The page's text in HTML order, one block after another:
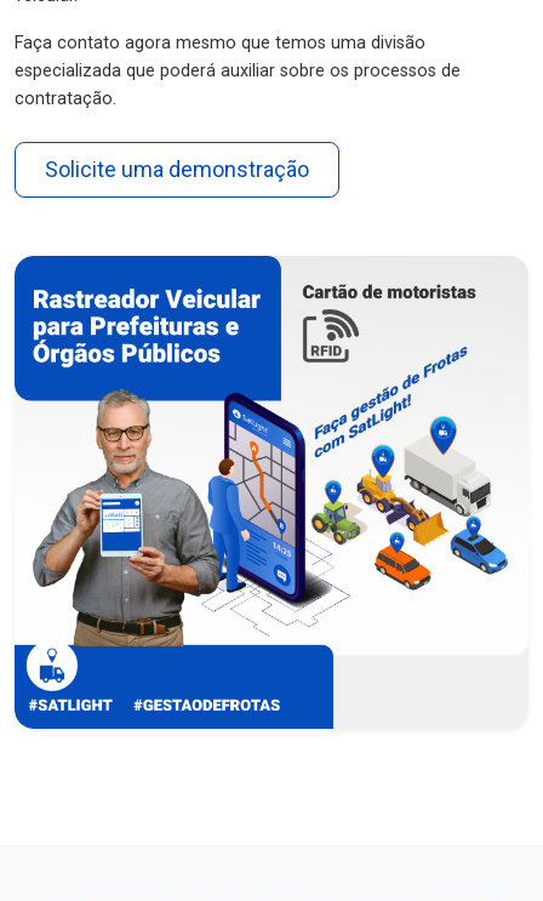
Faça contato agora mesmo que temos uma divisão
especializada que poderá auxiliar sobre os processos de
contratação.
Solicite uma demonstração